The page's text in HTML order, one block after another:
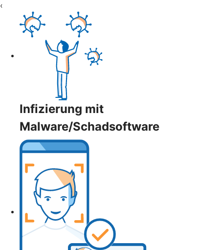
‹
Infizierung mit
Malware/Schadsoftware